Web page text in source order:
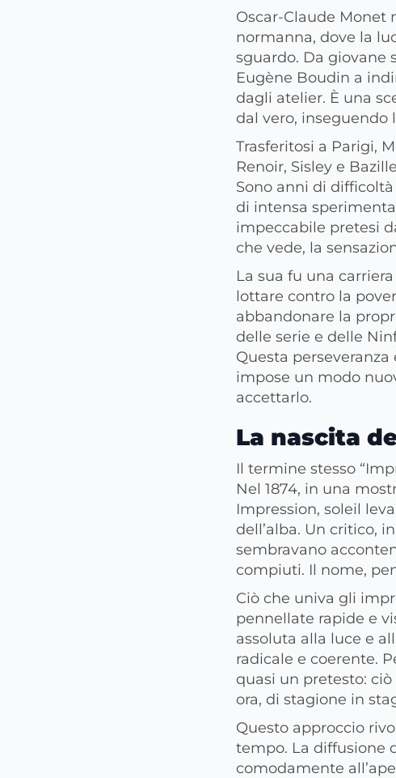
Oscar-Claude Monet
normanna, dove la
sguardo. Da giovane
Eugène Boudin a
dagli atelier. È una
dal vero, inseguendo
Trasferitosi a Parigi,
Renoir, Sisley e
Sono anni di
di intensa
impeccabile pretesi
che vede, la
La sua fu una
lottare contro la
abbandonare la
delle serie e delle
Questa
impose un modo
accettarlo.
La nascita
Il termine stesso
Nel 1874, in una
Impression, soleil
dell’alba. Un critico,
sembravano
compiuti. Il nome,
Ciò che univa gli
pennellate rapide e
assoluta alla luce e
radicale e coerente.
quasi un pretesto:
ora, di stagione in
Questo approccio
tempo. La diffusione
comodamente